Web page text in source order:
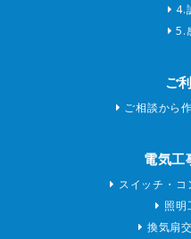
4.
5.
ご
ご相談から
電気工
スイッチ・コ
照明
換気扇